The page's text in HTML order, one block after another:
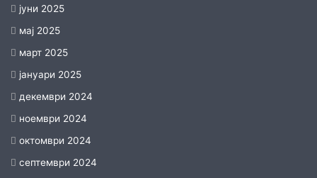
јуни 2025
мај 2025
март 2025
јануари 2025
декември 2024
ноември 2024
октомври 2024
септември 2024